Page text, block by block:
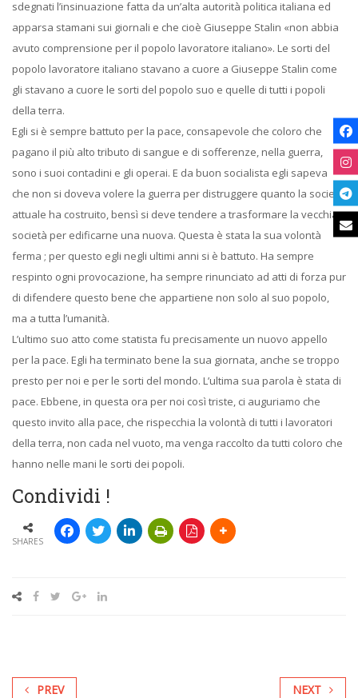
sdegnati l’insinuazione fatta da un’alta autorità politica italiana ed
apparsa stamani sui giornali e che cioè Giuseppe Stalin «non abbia
avuto comprensione per il popolo lavoratore italiano». Le sorti del
popolo lavoratore italiano stavano a cuore a Giuseppe Stalin come
gli stavano a cuore le sorti del popolo suo e quelle di tutti i popoli
della terra.
Egli si è sempre battuto per la pace, consapevole che coloro che
pagano il più alto tributo di sangue e di sofferenze, nella guerra,
sono i suoi contadini e gli operai. E da buon socialista egli sapeva
che non si doveva volere la guerra per distruggere quanto la società
attuale ha costruito, bensì si deve tendere a trasformare la vecchia
società per edificarne una nuova. Questa è stata la sua volontà
ferma ; per questo egli negli ultimi anni si è battuto. Ha sempre
respinto ogni provocazione, ha sempre rinunciato ad atti di forza pur
di difendere questo bene che appartiene non solo al suo popolo,
ma a tutta l’umanità.
L’ultimo suo atto come statista fu precisamente un nuovo appello
per la pace. Egli ha terminato bene la sua giornata, anche se troppo
presto per noi e per le sorti del mondo. L’ultima sua parola è stata di
pace. Ebbene, in questa ora per noi così triste, ci auguriamo che
questo invito alla pace, che rispecchia la volontà di tutti i lavoratori
della terra, non cada nel vuoto, ma venga raccolto da tutti coloro che
hanno nelle mani le sorti dei popoli.
Condividi !
SHARES
PREV NEXT